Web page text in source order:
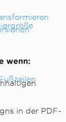
wenn:
in der PDF-